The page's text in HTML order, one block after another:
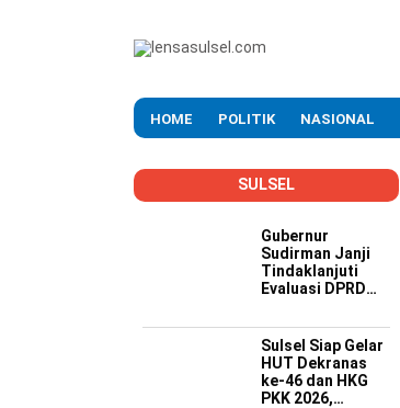
HOME POLITIK NASIONAL
SULSEL
Gubernur
Sudirman Janji
Tindaklanjuti
Evaluasi DPRD
Buruk OPD
Sulsel Siap Gelar
HUT Dekranas
ke-46 dan HKG
PKK 2026,